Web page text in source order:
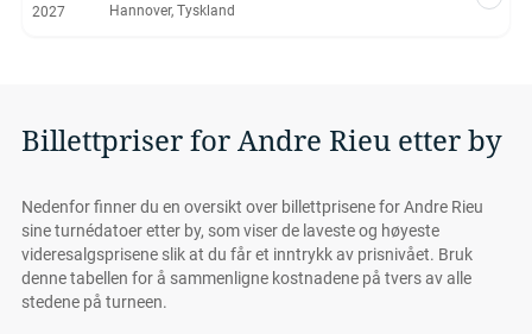
2027
Hannover, Tyskland
Billettpriser for Andre Rieu etter by
Nedenfor finner du en oversikt over billettprisene for Andre Rieu
sine turnédatoer etter by, som viser de laveste og høyeste
videresalgsprisene slik at du får et inntrykk av prisnivået. Bruk
denne tabellen for å sammenligne kostnadene på tvers av alle
stedene på turneen.